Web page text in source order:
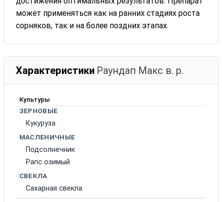
может применяться как на ранних стадиях роста
сорняков, так и на более поздних этапах.
Характеристики Раундап Макс в. р.
Культуры
ЗЕРНОВЫЕ
Кукуруза
МАСЛЕНИЧНЫЕ
Подсолнечник
Рапс озимый
СВЕКЛА
Сахарная свекла